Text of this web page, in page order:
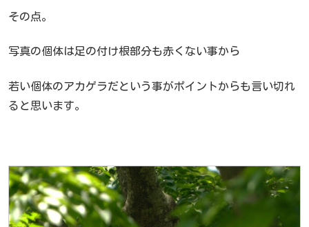
その点。
写真の個体は足の付け根部分も赤くない事から
若い個体のアカゲラだという事がポイントからも言い切れ
ると思います。